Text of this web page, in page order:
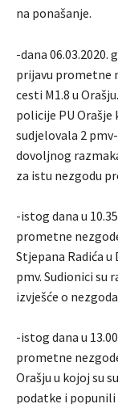
na ponašanje.
-dana 06.03.2020.
prijavu prometne
cesti M1.8 u
policije PU Orašje
sudjelovala 2
dovoljnog
za istu nezgodu
-istog dana u
prometne
Stjepana Radića
pmv. Sudionici
izvješće o
-istog dana u
prometne
Orašju u kojoj su
podatke i popunili